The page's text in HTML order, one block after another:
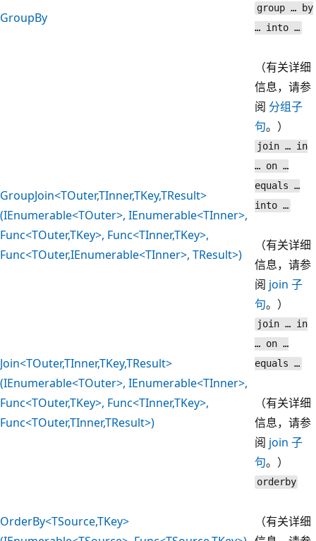
GroupBy
group … by
… into …
（有关详细
信息，请参
阅 分组子
句。）
GroupJoin<TOuter,TInner,TKey,TResult>
(IEnumerable<TOuter>, IEnumerable<TInner>,
Func<TOuter,TKey>, Func<TInner,TKey>,
Func<TOuter,IEnumerable<TInner>, TResult>)
join … in
… on …
equals …
into …
（有关详细
信息，请参
阅 join 子
句。）
Join<TOuter,TInner,TKey,TResult>
(IEnumerable<TOuter>, IEnumerable<TInner>,
Func<TOuter,TKey>, Func<TInner,TKey>,
Func<TOuter,TInner,TResult>)
join … in
… on …
equals …
（有关详细
信息，请参
阅 join 子
句。）
OrderBy<TSource,TKey>
orderby
（有关详细